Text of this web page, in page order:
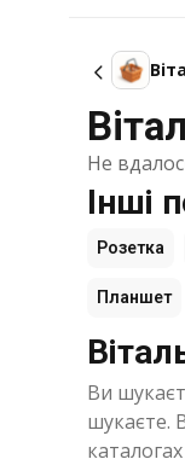
Не
Інші
Розетка
Планшет
Ви
шукаєте.